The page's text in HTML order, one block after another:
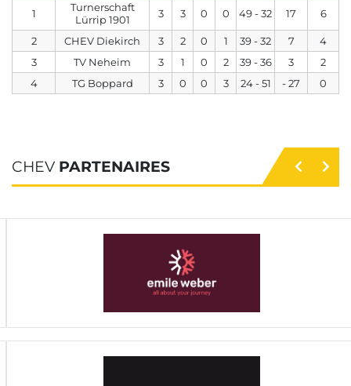
1
Turnerschaft
Lürrip 1901
3 3 0 0 49 - 32 17 6
2 CHEV Diekirch 3 2 0 1 39 - 32 7
4
3
TV Neheim 3 1 0 2 39 - 36 3
2
4
TG Boppard 3 0 0 3 24 - 51 - 27 0
CHEV PARTENAIRES